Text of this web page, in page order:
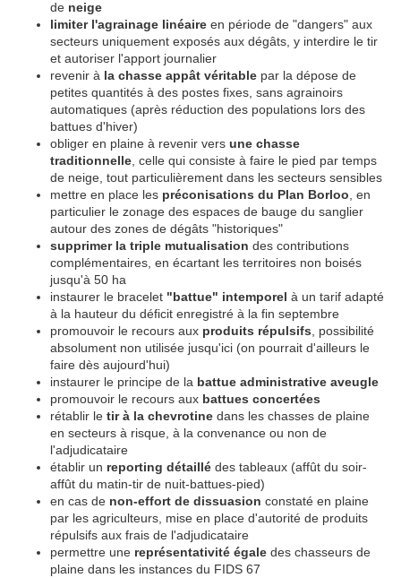
de neige
limiter l'agrainage linéaire en période de "dangers" aux
secteurs uniquement exposés aux dégâts, y interdire le tir
et autoriser l'apport journalier
revenir à la chasse appât véritable par la dépose de
petites quantités à des postes fixes, sans agrainoirs
automatiques (après réduction des populations lors des
battues d'hiver)
obliger en plaine à revenir vers une chasse
traditionnelle , celle qui consiste à faire le pied par temps
de neige, tout particulièrement dans les secteurs sensibles
mettre en place les préconisations du Plan Borloo , en
particulier le zonage des espaces de bauge du sanglier
autour des zones de dégâts "historiques"
supprimer la triple mutualisation des contributions
complémentaires, en écartant les territoires non boisés
jusqu'à 50 ha
instaurer le bracelet "battue" intemporel à un tarif adapté
à la hauteur du déficit enregistré à la fin septembre
promouvoir le recours aux produits répulsifs , possibilité
absolument non utilisée jusqu'ici (on pourrait d'ailleurs le
faire dès aujourd'hui)
instaurer le principe de la battue administrative aveugle
promouvoir le recours aux battues concertées
rétablir le tir à la chevrotine dans les chasses de plaine
en secteurs à risque, à la convenance ou non de
l'adjudicataire
établir un reporting détaillé des tableaux (affût du soir-
affût du matin-tir de nuit-battues-pied)
en cas de non-effort de dissuasion constaté en plaine
par les agriculteurs, mise en place d'autorité de produits
répulsifs aux frais de l'adjudicataire
permettre une représentativité égale des chasseurs de
plaine dans les instances du FIDS 67